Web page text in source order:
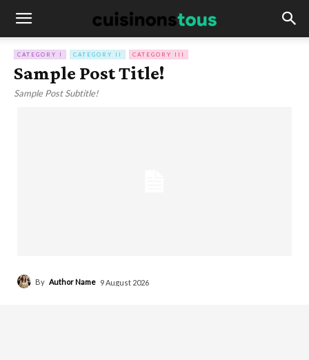
CATEGORY I CATEGORY II CATEGORY III
Sample Post Title!
Sample Post Subtitle!
By Author Name 9 August 2026